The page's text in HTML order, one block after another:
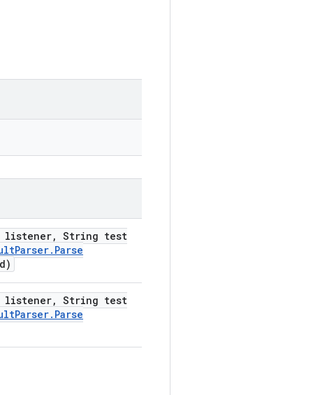
listener, String test
Parser. Parse
listener, String test
Parser. Parse